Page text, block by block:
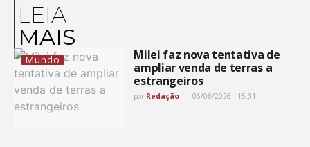
LEIA
MAIS
Mundo
Milei faz nova tentativa de
ampliar venda de terras a
estrangeiros
por Redação 06/08/2026 - 15:31